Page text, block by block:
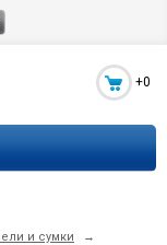
+0
и сумки
→